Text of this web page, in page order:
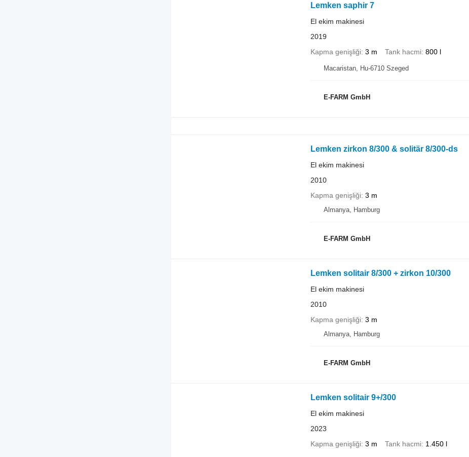
Lemken saphir 7
El ekim makinesi
2019
Kapma genişliği 3 m Tank hacmi 800 l
Macaristan, Hu-6710 Szeged
E-FARM GmbH
Lemken zirkon 8/300 & solitär 8/300-ds
El ekim makinesi
2010
Kapma genişliği 3 m
Almanya, Hamburg
E-FARM GmbH
Lemken solitair 8/300 + zirkon 10/300
El ekim makinesi
2010
Kapma genişliği 3 m
Almanya, Hamburg
E-FARM GmbH
Lemken solitair 9+/300
El ekim makinesi
2023
Kapma genişliği 3 m Tank hacmi 1.450 l